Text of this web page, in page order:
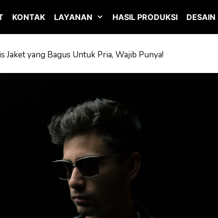
KONTAK LAYANAN HASIL PRODUKSI DESAIN
Jaket yang Bagus Untuk Pria, Wajib Punya!